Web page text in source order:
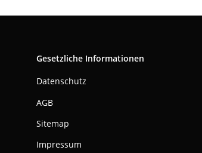
Gesetzliche Informationen
Datenschutz
AGB
Sitemap
Impressum